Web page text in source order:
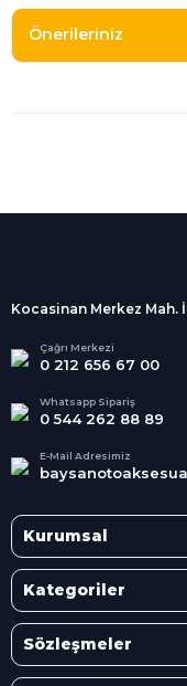
Önerileriniz
Alışveriş
kargolanmaktadır.
Tüm Kredi
seçenekleri
Kocasinan Merkez Mah.
Çağrı Merkezi
0 212 656 67 00
Whatsapp Sipariş
0 544 262 88 89
E-Mail Adresimiz
Kurumsal
Kategoriler
Sözleşmeler